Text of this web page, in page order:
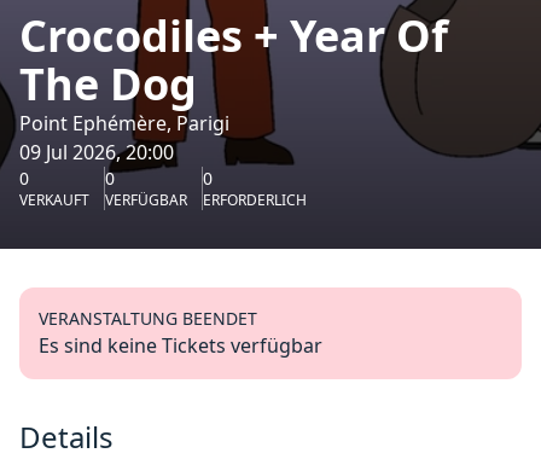
Crocodiles + Year Of
The Dog
Point Ephémère, Parigi
09 Jul 2026, 20:00
0
VERKAUFT
0
VERFÜGBAR
0
ERFORDERLICH
VERANSTALTUNG BEENDET
Es sind keine Tickets verfügbar
Details